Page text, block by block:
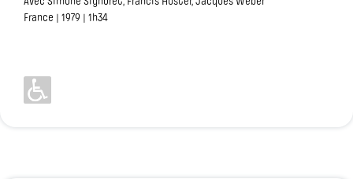
France | 1979 | 1h34